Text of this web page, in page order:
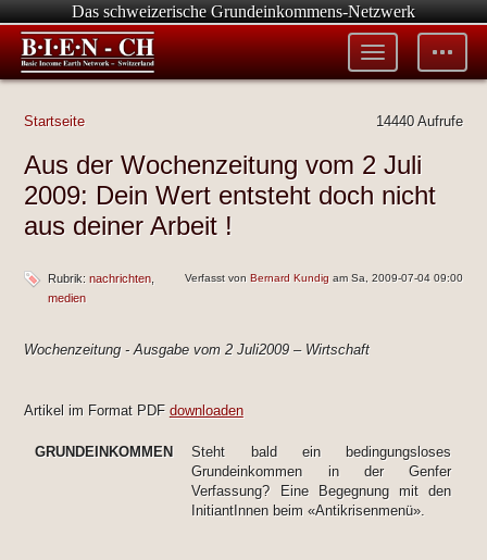
Das schweizerische Grundeinkommens-Netzwerk
Toggle
tools
Toggle
menu
14440 Aufrufe
Startseite
Aus der Wochenzeitung vom 2 Juli
2009: Dein Wert entsteht doch nicht
aus deiner Arbeit !
Verfasst vonBernard Kundig am Sa, 2009-07-04 09:00
Rubrik: nachrichten
medien
Wochenzeitung - Ausgabe vom 2 Juli2009 – Wirtschaft
Artikel im Format PDF downloaden
GRUNDEINKOMMEN
Steht bald ein bedingungsloses
Grundeinkommen in der Genfer
Verfassung? Eine Begegnung mit den
InitiantInnen beim «Antikrisenmenü».